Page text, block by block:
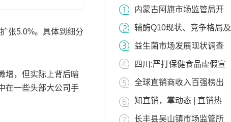
内蒙古阿旗市场监管局开
辅酶Q10现状、竞争格局及
益生菌市场发展现状调查
四川:严打保健食品虚假宣
全球直销商收入百强榜出
知直销，掌动态 | 直销热
长丰县吴山镇市场监管所
张5.0%。具体到细分
增，但实际上背后暗
在一些头部大公司手